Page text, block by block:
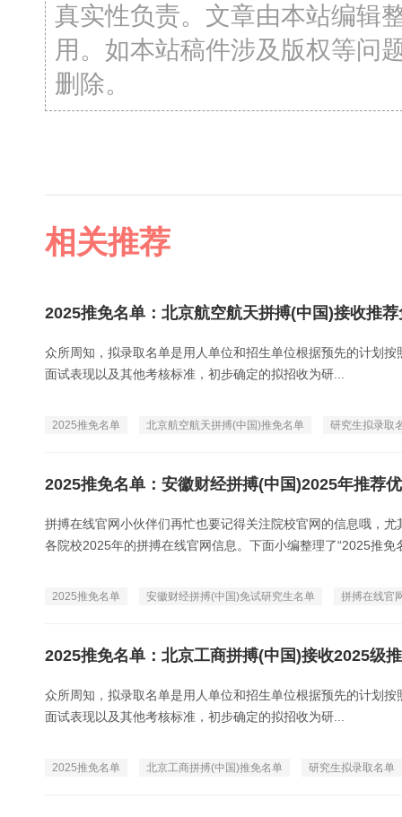
真实性负责。文章由本站编辑
用。如本站稿件涉及版权等问
删除。
相关推荐
2025推免名单：北京航空航天拼搏(中国)接收推
众所周知，拟录取名单是用人单位和招生单位根据预先的计划
面试表现以及其他考核标准，初步确定的拟招收为研...
2025推免名单 北京航空航天拼搏(中国)推免名单 研究生拟录取
2025推免名单：安徽财经拼搏(中国)2025年推荐
拼搏在线官网小伙伴们再忙也要记得关注院校官网的信息哦，
各院校2025年的拼搏在线官网信息。下面小编整理了“2025推免
2025推免名单 安徽财经拼搏(中国)免试研究生名单 拼搏在线官
2025推免名单：北京工商拼搏(中国)接收2025级
众所周知，拟录取名单是用人单位和招生单位根据预先的计划
面试表现以及其他考核标准，初步确定的拟招收为研...
2025推免名单 北京工商拼搏(中国)推免名单 研究生拟录取名单